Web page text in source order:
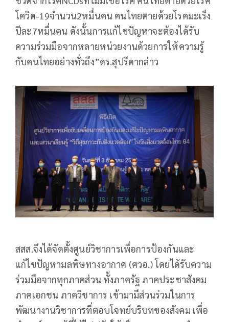
โควิด-19จำนวน2หมื่นคน คนไทยตายด้วยโรคมะเร็ง
ปีละ7หมื่นคน ดังนั้นการแก้ไขปัญหาจะต้องได้รับ
ความร่วมมือจากหลายหน่วยงานด้วยการให้ความรู้
กับคนไทยอย่างทั่วถึง”ดร.สุปรีดากล่าว
สสส.จึงได้จัดตั้งศูนย์วิชาการเพื่อการป้องกันและ
แก้ไขปัญหามลพิษทางอากาศ (ศวอ.) โดยได้รับความ
ร่วมมือจากทุกภาคส่วน ทั้งภาครัฐ ภาคประชาสังคม
ภาคเอกชน ภาควิชาการ เข้ามามีส่วนร่วมในการ
พัฒนางานวิชาการที่ตอบโจทย์บริบทของสังคม เพื่อ